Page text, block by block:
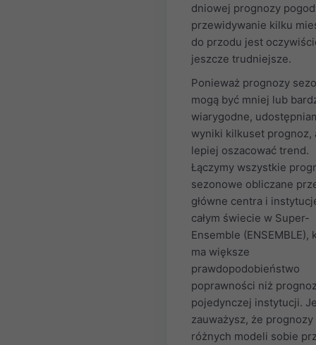
dniowej prognozy
przewidywanie kilku
do przodu jest
jeszcze trudniejsze.
Ponieważ prognozy
mogą być mniej lub
wiarygodne,
wyniki kilkuset prognoz,
lepiej oszacować trend.
Łączymy wszystkie
sezonowe obliczane
główne centra i
całym świecie w Super-
Ensemble (ENSEMBLE),
ma większe
prawdopodobieństwo
poprawności niż
pojedynczej instytucji.
zauważysz, że prognozy
różnych modeli sobie